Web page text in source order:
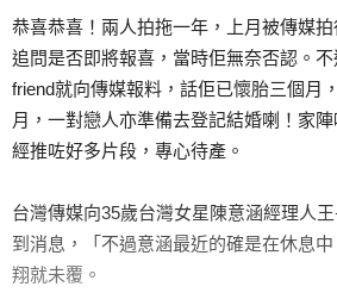
恭喜恭喜！兩人拍拖一年，上月被傳媒
追問是否即將報喜，當時佢無奈否認。
friend就向傳媒報料，話佢已懷胎三個月
月，一對戀人亦準備去登記結婚喇！家
經推咗好多片段，專心待產。
台灣傳媒向35歲台灣女星陳意涵經理人
到消息，「不過意涵最近的確是在休息
翔就未覆。